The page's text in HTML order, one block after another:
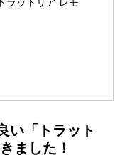
い「トラット
ました！